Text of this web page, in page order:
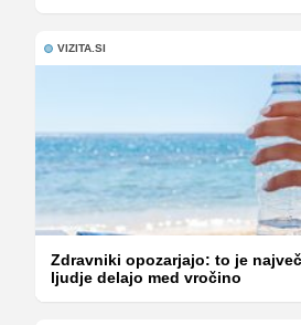
VIZITA.SI
Zdravniki opozarjajo: to je
ljudje delajo med vročino